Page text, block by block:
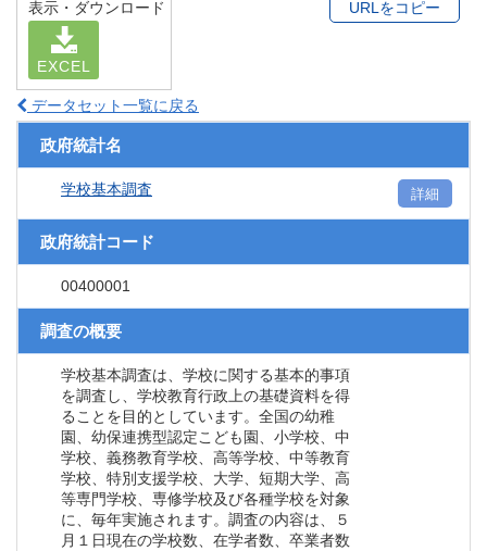
表示・ダウンロード
EXCEL
URLをコピー
データセット一覧に戻る
政府統計名
学校基本調査 詳細
政府統計コード
00400001
調査の概要
学校基本調査は、学校に関する基本的事項
を調査し、学校教育行政上の基礎資料を得
ることを目的としています。全国の幼稚
園、幼保連携型認定こども園、小学校、中
学校、義務教育学校、高等学校、中等教育
学校、特別支援学校、大学、短期大学、高
等専門学校、専修学校及び各種学校を対象
に、毎年実施されます。調査の内容は、５
月１日現在の学校数、在学者数、卒業者数